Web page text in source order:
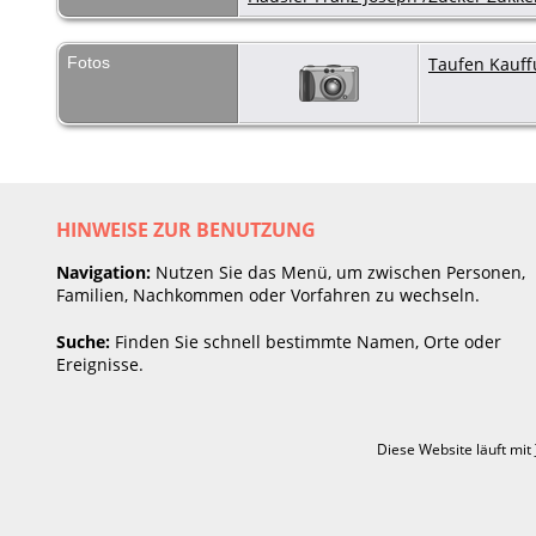
Fotos Taufen
HINWEISE ZUR BENUTZUNG
Navigation: Nutzen Sie das Menü, um zwischen Personen,
Familien, Nachkommen oder Vorfahren zu wechseln.
Suche: Finden Sie schnell bestimmte Namen, Orte oder
Ereignisse.
Diese Website läuft mit